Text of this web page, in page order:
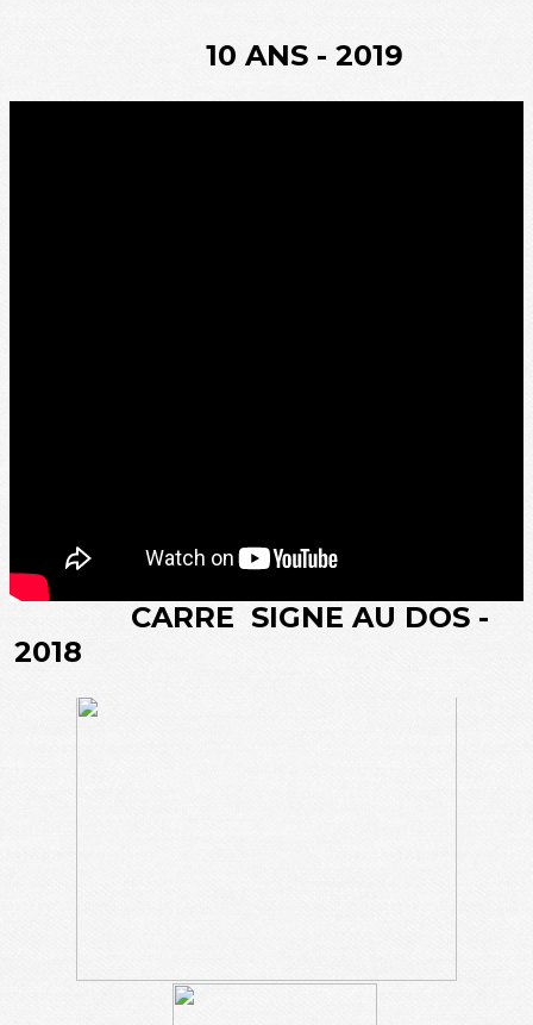
10 ANS - 2019
CARRE SIGNE AU DOS -
2018